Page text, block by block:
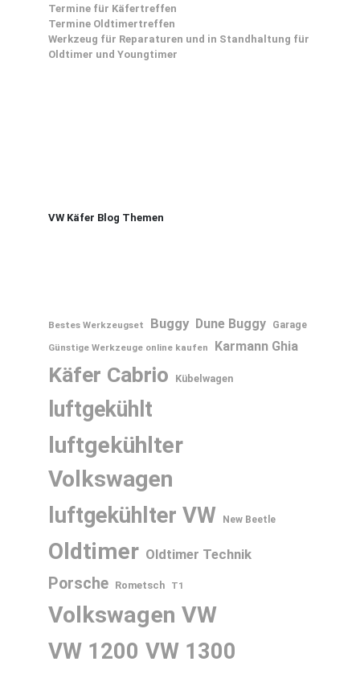
Termine für Käfertreffen
Termine Oldtimertreffen
Werkzeug für Reparaturen und in Standhaltung für
Oldtimer und Youngtimer
VW Käfer Blog Themen
Bestes Werkzeugset Buggy Dune Buggy
Garage
Günstige Werkzeuge online kaufen
Karmann Ghia
Käfer Cabrio Kübelwagen
luftgekühlt
luftgekühlter
Volkswagen
luftgekühlter VW New Beetle
Oldtimer Oldtimer Technik
Porsche Rometsch T1
Volkswagen VW
VW 1200 VW 1300